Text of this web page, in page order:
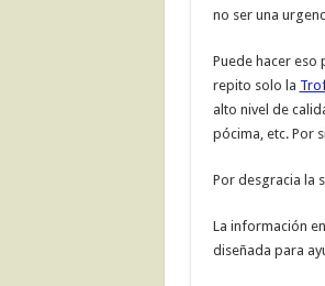
no ser una
Puede hacer eso
repito solo la
alto nivel de
pócima, etc. Por
Por desgracia la
La información
diseñada para